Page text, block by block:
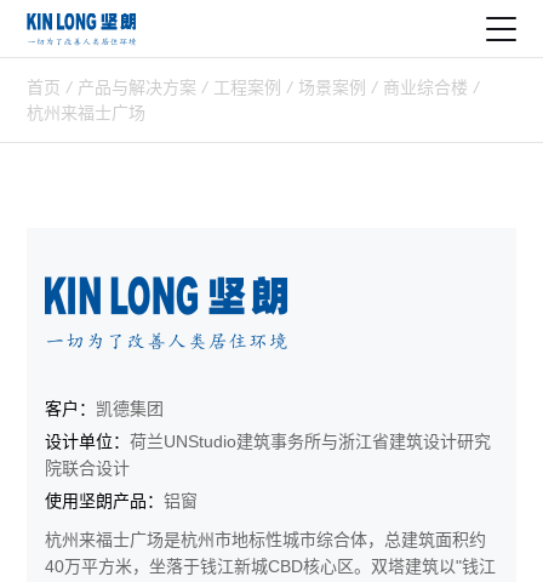
首页 / 产品与解决方案 / 工程案例 / 场景案例 / 商业综合楼 /
杭州来福士广场
客户： 凯德集团
设计单位：荷兰UNStudio建筑事务所与浙江省建筑设计研究
院联合设计
使用坚朗产品：铝窗
杭州来福士广场是杭州市地标性城市综合体，总建筑面积约
40万平方米，坐落于钱江新城CBD核心区。双塔建筑以"钱江